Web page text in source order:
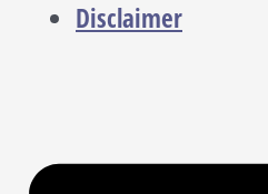
Disclaimer